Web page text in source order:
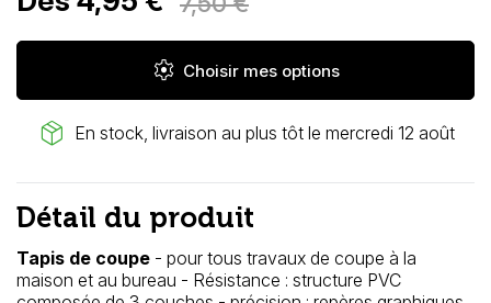
settings Choisir mes options
package_2 En stock, livraison au plus tôt le mercredi 12 août
Détail du produit
Tapis de coupe - pour tous travaux de coupe à la
maison et au bureau - Résistance : structure PVC